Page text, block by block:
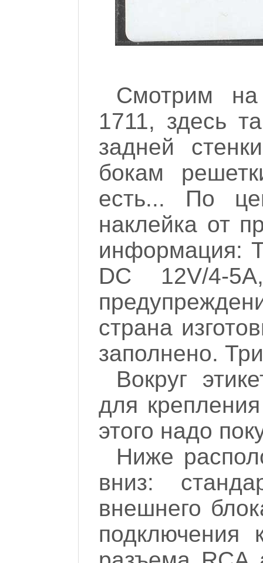
Смотрим
1711, здесь
задней
бокам
есть... По
наклейка от
информация:
DC 12V/4-
страна
заполнено.
Вокруг
для
этого надо
Ниже
вниз:
внешнего
подключения